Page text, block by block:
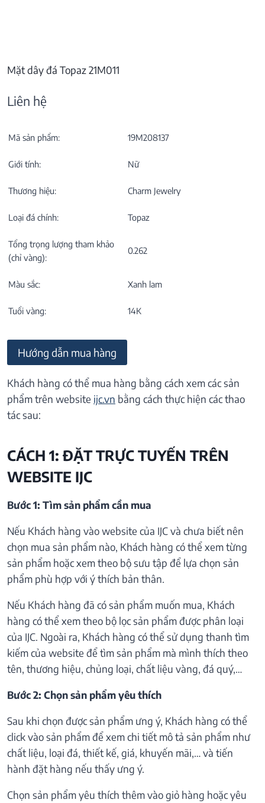
Mặt dây đá Topaz 21M011
Liên hệ
Mã sản phẩm: 19M208137
Giới tính: Nữ
Thương hiệu: Charm Jewelry
Loại đá chính: Topaz
Tổng trọng lượng tham khảo
(chỉ vàng):
0.262
Màu sắc: Xanh lam
Tuổi vàng: 14K
Hướng dẫn mua hàng
Khách hàng có thể mua hàng bằng cách xem các sản
phẩm trên website ijc.vn bằng cách thực hiện các thao
tác sau:
CÁCH 1: ĐẶT TRỰC TUYẾN TRÊN
WEBSITE IJC
Bước 1: Tìm sản phẩm cần mua
Nếu Khách hàng vào website của IJC và chưa biết nên
chọn mua sản phẩm nào, Khách hàng có thể xem từng
sản phẩm hoặc xem theo bộ sưu tập để lựa chọn sản
phẩm phù hợp với ý thích bản thân.
Nếu Khách hàng đã có sản phẩm muốn mua, Khách
hàng có thể xem theo bộ lọc sản phẩm được phân loại
của IJC. Ngoài ra, Khách hàng có thể sử dụng thanh tìm
kiếm của website để tìm sản phẩm mà mình thích theo
tên, thương hiệu, chủng loại, chất liệu vàng, đá quý,…
Bước 2: Chọn sản phẩm yêu thích
Sau khi chọn được sản phẩm ưng ý, Khách hàng có thể
click vào sản phẩm để xem chi tiết mô tả sản phẩm như
chất liệu, loại đá, thiết kế, giá, khuyến mãi,… và tiến
hành đặt hàng nếu thấy ưng ý.
Chọn sản phẩm yêu thích thêm vào giỏ hàng hoặc yêu